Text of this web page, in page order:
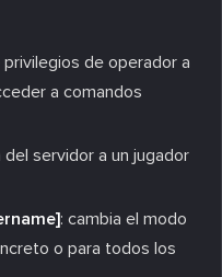
privilegios de operador a
a comandos
del servidor a un jugador
: cambia el modo
o para todos los